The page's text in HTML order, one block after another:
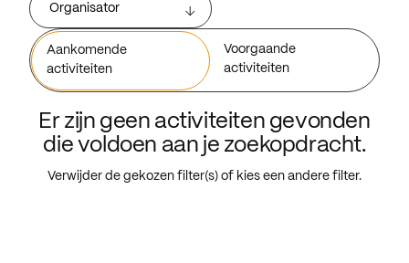
Organisator
Aankomende
activiteiten
Voorgaande
activiteiten
Er zijn geen activiteiten gevonden
die voldoen aan je zoekopdracht.
Verwijder de gekozen filter(s) of kies een andere filter.